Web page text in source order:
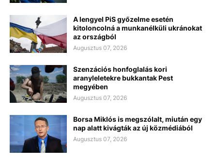
A lengyel PiS győzelme esetén
kitoloncolná a munkanélküli ukránokat
az országból
Augusztus 07, 2026
Szenzációs honfoglalás kori
aranyleletekre bukkantak Pest
megyében
Augusztus 07, 2026
Borsa Miklós is megszólalt, miután egy
nap alatt kivágták az új közmédiából
Augusztus 07, 2026